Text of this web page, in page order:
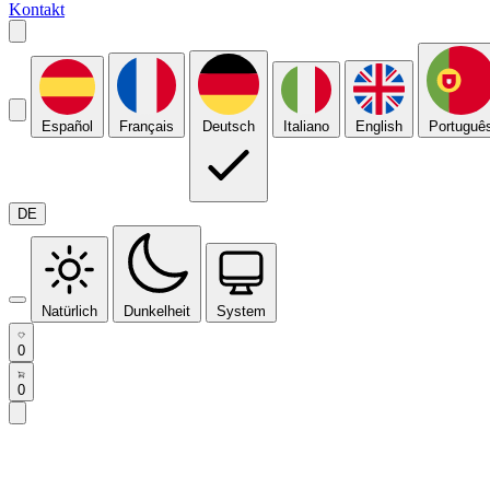
Kontakt
Español Français Deutsch Italiano English
DE
Natürlich Dunkelheit System
0
0